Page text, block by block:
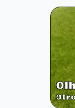
9